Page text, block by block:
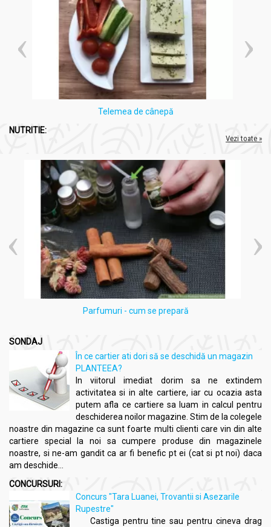
datorită formulei sale bogate în ingrediente naturale și
eficiente.
deteriorat, fragil, slăbit la rădăcină cu tendință de
cădere, toate tipurile.
Mod utilizare:
Sampon traditional nr1 fortifiant propolis cedru 550ml -
RETETELE BUNICII AGAFIA
Aplicați șamponul pe părul umed, masați-l într-o spumă timp
Apoi clătiți bine cu apă caldă.
Potrivit pentru utilizarea de zi cu zi.
Telemea de cânepă
NUTRITIE:
Vezi toate »
Parfumuri - cum se prepară
SONDAJ
În ce cartier ati dori să se deschidă un magazin
PLANTEEA?
In viitorul imediat dorim sa ne extindem
activitatea si in alte cartiere, iar cu ocazia asta
putem afla ce cartiere sa luam in calcul pentru
deschiderea noilor magazine. Stim de la colegele
noastre din magazine ca sunt foarte multi clienti care vin din alte
cartiere special la noi sa cumpere produse din magazinele
noastre, si ne-am gandit ca ar fi benefic pt ei (cat si pt noi) daca
am deschide...
CONCURSURI:
Concurs "Tara Luanei, Trovantii si Asezarile
Rupestre"
Castiga pentru tine sau pentru cineva drag